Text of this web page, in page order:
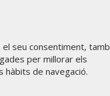
seu consentiment,
per millorar els
de navegació.